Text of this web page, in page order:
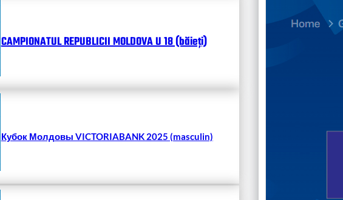
CAMPIONATUL REPUBLICII MOLDOVA U 18 (băieți)
Кубок Молдовы VICTORIABANK 2025 (masculin)